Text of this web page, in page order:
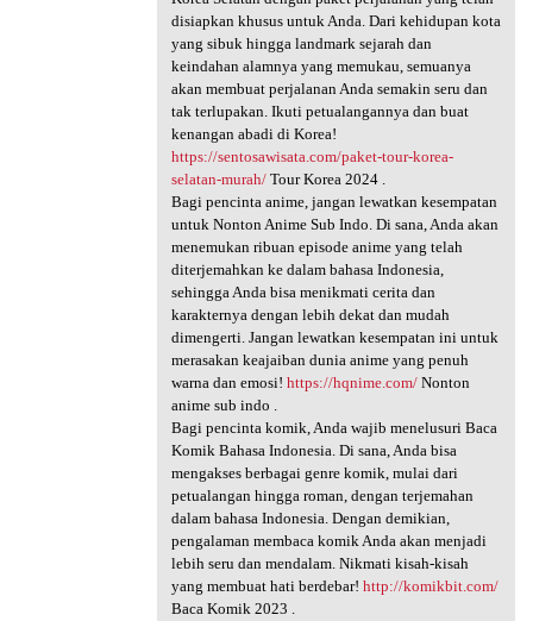
disiapkan khusus untuk Anda. Dari kehidupan kota
yang sibuk hingga landmark sejarah dan
keindahan alamnya yang memukau, semuanya
akan membuat perjalanan Anda semakin seru dan
tak terlupakan. Ikuti petualangannya dan buat
kenangan abadi di Korea!
https://sentosawisata.com/paket-tour-korea-
selatan-murah/Tour Korea 2024 .
Bagi pencinta anime, jangan lewatkan kesempatan
untuk Nonton Anime Sub Indo. Di sana, Anda akan
menemukan ribuan episode anime yang telah
diterjemahkan ke dalam bahasa Indonesia,
sehingga Anda bisa menikmati cerita dan
karakternya dengan lebih dekat dan mudah
dimengerti. Jangan lewatkan kesempatan ini untuk
merasakan keajaiban dunia anime yang penuh
warna dan emosi! https://hqnime.com/Nonton
anime sub indo .
Bagi pencinta komik, Anda wajib menelusuri Baca
Komik Bahasa Indonesia. Di sana, Anda bisa
mengakses berbagai genre komik, mulai dari
petualangan hingga roman, dengan terjemahan
dalam bahasa Indonesia. Dengan demikian,
pengalaman membaca komik Anda akan menjadi
lebih seru dan mendalam. Nikmati kisah-kisah
yang membuat hati berdebar! http://komikbit.com/
Baca Komik 2023 .